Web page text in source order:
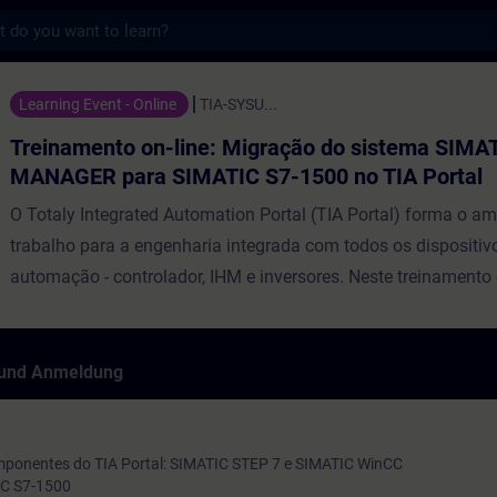
line: Migração do sistema SIMATIC
Learning Event - Online TIA-SYSU...
Treinamento on-line: Migração do sistema
MANAGER para SIMATIC S7-1500 no TIA Portal
O Totaly Integrated Automation Portal (TIA Portal) forma o
trabalho para a engenharia integrada com todos os
automação - controlador, IHM e inversores. Neste treinamento
Portal, auxiliando assim na migração de projetos da
para o TIA Portal. Você aprenderá as possibilidades da
"TIA Portal". Para fornecer o melhor suporte e treinamento
Anmeldung
do TIA Portal: SIMATIC STEP 7 e SIMATIC WinCC
S7-1500